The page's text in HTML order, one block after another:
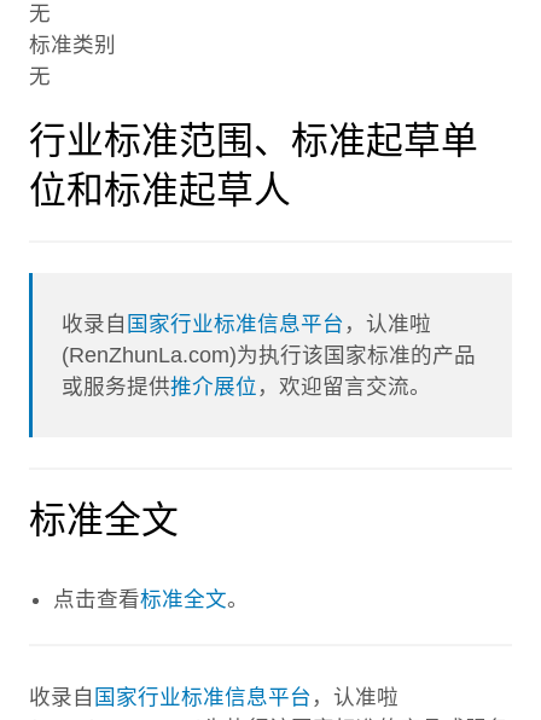
无
标准类别
无
行业标准范围、标准起草单
位和标准起草人
收录自 国家行业标准信息平台 ，认准啦
(RenZhunLa.com)为执行该国家标准的产品
或服务提供推介展位 ，欢迎留言交流。
标准全文
点击查看标准全文。
收录自 国家行业标准信息平台 ，认准啦